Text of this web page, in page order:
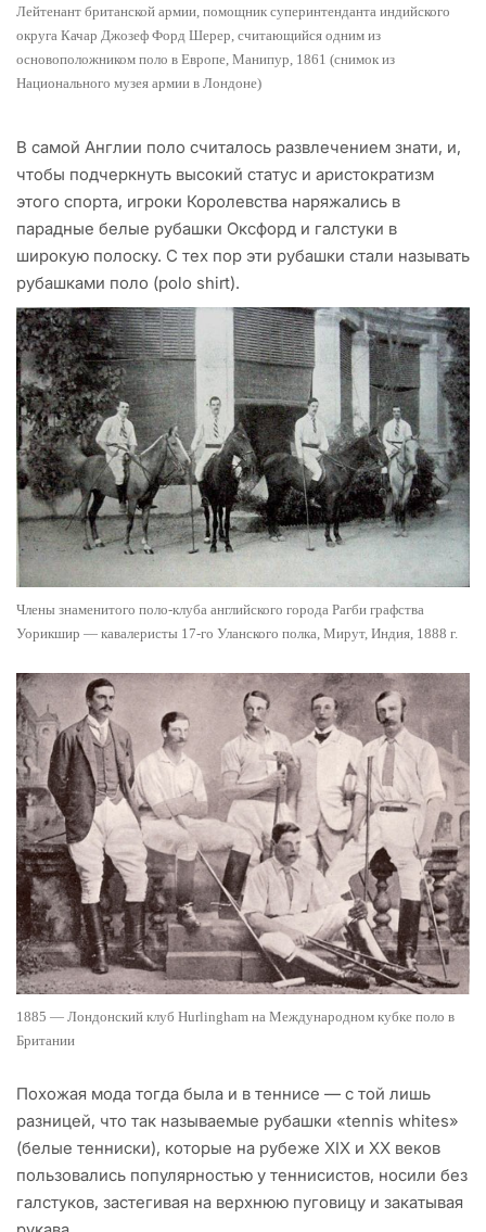
Лейтенант британской армии, помощник суперинтенданта индийского
округа Качар Джозеф Форд Шерер, считающийся одним из
основоположником поло в Европе, Манипур, 1861 (снимок из
Национального музея армии в Лондоне)
В самой Англии поло считалось развлечением знати, и,
чтобы подчеркнуть высокий статус и аристократизм
этого спорта, игроки Королевства наряжались в
парадные белые рубашки Оксфорд и галстуки в
широкую полоску. С тех пор эти рубашки стали называть
рубашками поло (polo shirt).
Члены знаменитого поло-клуба английского города Рагби графства
Уорикшир — кавалеристы 17-го Уланского полка, Мирут, Индия, 1888 г.
1885 — Лондонский клуб Hurlingham на Международном кубке поло в
Британии
Похожая мода тогда была и в теннисе — с той лишь
разницей, что так называемые рубашки «tennis whites»
(белые тенниски), которые на рубеже XIX и XX веков
пользовались популярностью у теннисистов, носили без
галстуков, застегивая на верхнюю пуговицу и закатывая